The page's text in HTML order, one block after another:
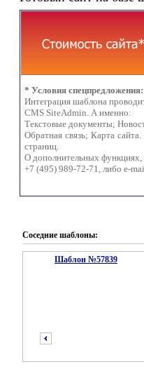
* Условия спецпредложения:
Интеграция шаблона
CMS SiteAdmin. А именно:
Текстовые документы;
Обратная связь; Карта
страниц.
О дополнительных функциях,
+7 (495) 989-72-71, либо e-
Соседние шаблоны:
Шаблон №57839